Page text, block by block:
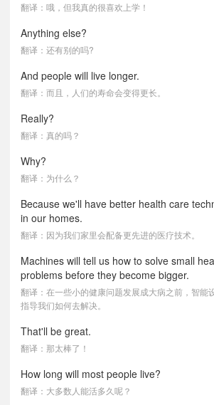
翻译：哦，但我真的很喜欢上学！
Anything else?
翻译：还有别的吗?
And people will live longer.
翻译：而且，人们的寿命会变得更长。
Really?
翻译：真的吗？
Why?
翻译：为什么？
Because we'll have better health care
in our homes.
翻译：因为我们家里会配备更先进的医疗技术。
Machines will tell us how to solve small
problems before they become bigger.
翻译：在一些小的健康问题发展成大病之前，智能
指导我们如何去解决。
That'll be great.
翻译：那太棒了！
How long will most people live?
翻译：大多数人能活多久呢？